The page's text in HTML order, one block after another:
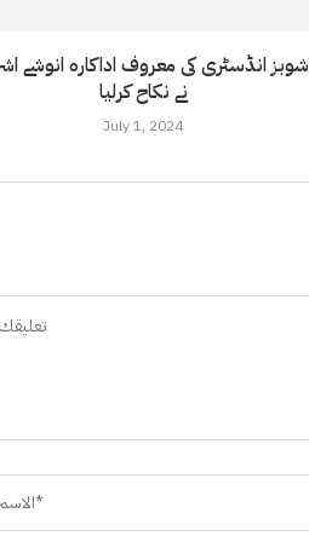
شوبز انڈسٹری کی معروف اداکارہ انوشے
نے نکاح کرلیا
July 1, 2024